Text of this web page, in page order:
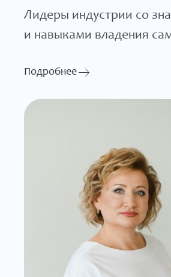
Лидеры индустрии со
и навыками владения
Подробнее